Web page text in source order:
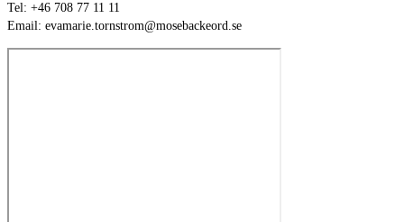
Tel: +46 708 77 11 11
Email: evamarie.tornstrom@mosebackeord.se